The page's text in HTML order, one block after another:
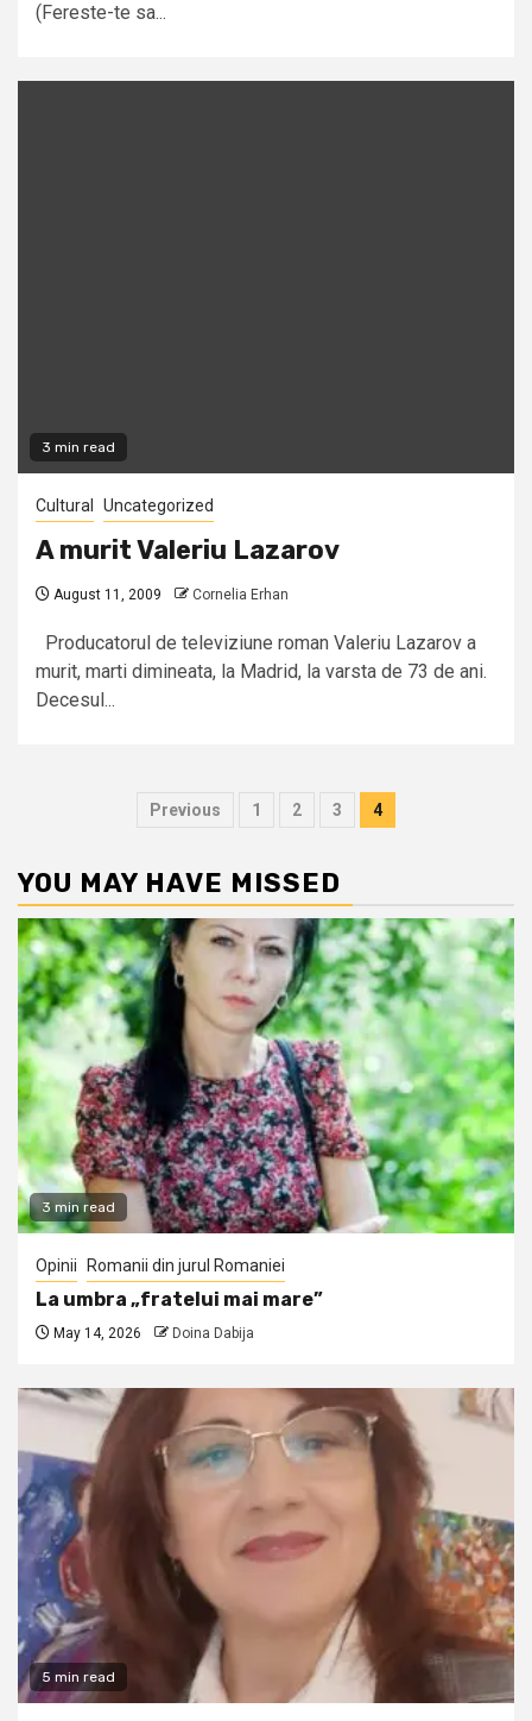
(Fereste-te sa...
3 min read
Cultural Uncategorized
A murit Valeriu Lazarov
August 11, 2009 Cornelia Erhan
Producatorul de televiziune roman Valeriu Lazarov a
murit, marti dimineata, la Madrid, la varsta de 73 de ani.
Decesul...
Posts
Previous 1 2 3 4
YOU MAY HAVE MISSED
3 min read
Opinii Romanii din jurul Romaniei
La umbra „fratelui mai mare”
May 14, 2026 Doina Dabija
5 min read